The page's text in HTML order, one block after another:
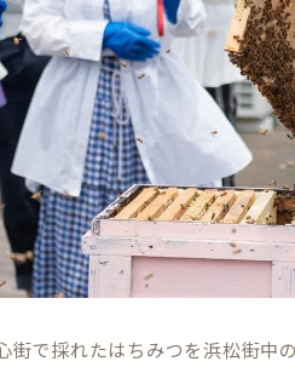
街で採れたはちみつを浜松街